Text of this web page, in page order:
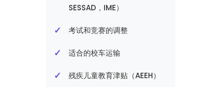
SESSAD，IME）
考试和竞赛的调整
适合的校车运输
残疾儿童教育津贴（AEEH）